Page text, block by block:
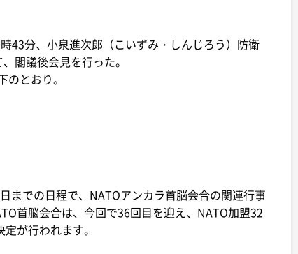
43分、小泉進次郎（こいずみ・しんじろう）防衛
閣議後会見を行った。
とおり。
までの日程で、NATOアンカラ首脳会合の関連行事
首脳会合は、今回で36回目を迎え、NATO加盟32
が行われます。